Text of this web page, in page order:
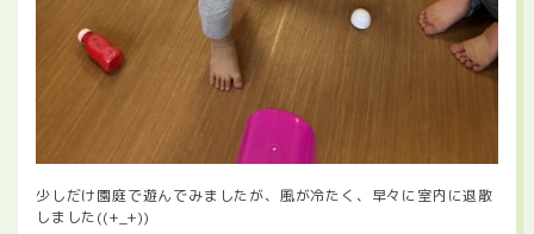
少しだけ園庭で遊んでみましたが、風が冷たく、早々に室内に退散
しました((+_+))